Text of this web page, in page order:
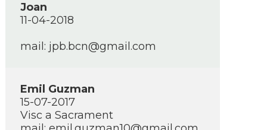
Joan
11-04-2018
mail: jpb.bcn@gmail.com
Emil Guzman
15-07-2017
Visc a Sacrament